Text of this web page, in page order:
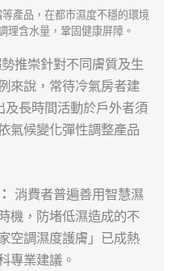
產品，在都市濕度不穩的環境
理含水量，鞏固健康屏障。
推崇針對不同膚質及生
來說，常待冷氣房者建
長時間活動於戶外者須
氣候變化彈性調整產品
消費者普遍善用智慧濕
機，防堵低濕造成的不
空調濕度護膚」已成熱
專業建議。